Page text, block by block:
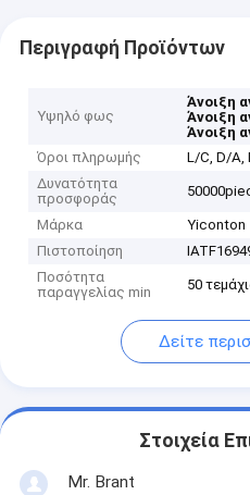
Περιγραφή Προϊόντων
Υψηλό φως
Άνοιξη
Άνοιξη
Άνοιξη
Όροι πληρωμής
L/C, D/A,
Δυνατότητα
προσφοράς
Μάρκα
Yiconton
Πιστοποίηση
Ποσότητα
παραγγελίας min
50
Δείτε
Στοιχεία
Mr. Brant